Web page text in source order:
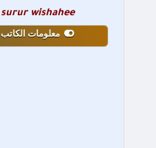
surur wishahee
معلومات الكاتب